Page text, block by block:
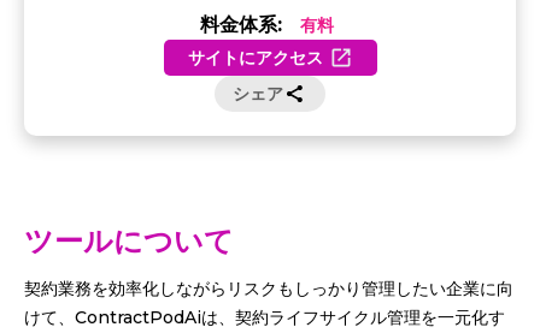
料金体系: 有料
サイトにアクセス
シェア
ツールについて
契約業務を効率化しながらリスクもしっかり管理したい企業に向
けて、ContractPodAiは、契約ライフサイクル管理を一元化す